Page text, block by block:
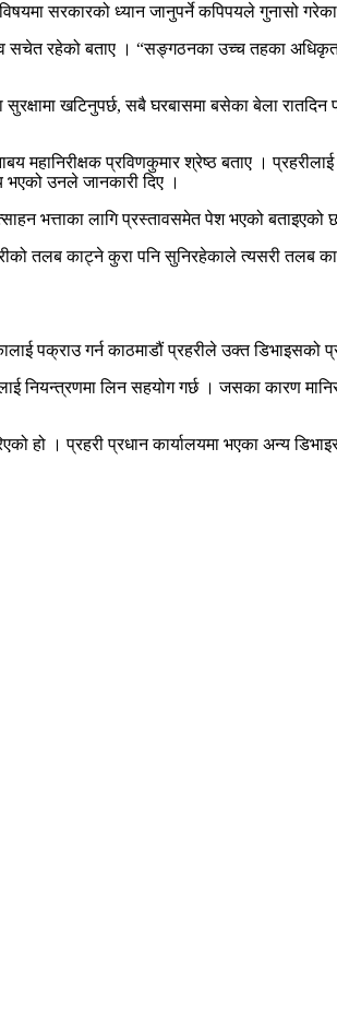
विषयमा सरकारको ध्यान जानुपर्ने कपिपयले गुनासो
सचेत रहेको बताए । “सङ्गठनका उच्च तहका
खटिनुपर्छ, सबै घरबासमा बसेका बेला रातदिन
महानिरीक्षक प्रविणकुमार श्रेष्ठ बताए ।
भएको उनले जानकारी दिए ।
भत्ताका लागि प्रस्तावसमेत पेश भएको बताइएको
तलब काट्ने कुरा पनि सुनिरहेकाले त्यसरी तलब
पक्राउ गर्न काठमाडौं प्रहरीले उक्त डिभाइसको
लिन सहयोग गर्छ । जसका कारण
हो । प्रहरी प्रधान कार्यालयमा भएका अन्य